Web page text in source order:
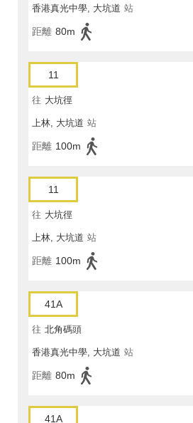
香港真光中學, 大坑道 站
距離 80m
11
往 大坑徑
上林, 大坑道 站
距離 100m
11
往 大坑徑
上林, 大坑道 站
距離 100m
41A
往 北角碼頭
香港真光中學, 大坑道 站
距離 80m
41A